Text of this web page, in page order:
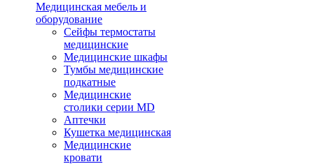
Медицинская мебель и
оборудование
Сейфы термостаты
медицинские
Медицинские шкафы
Тумбы медицинские
подкатные
Медицинские
столики серии MD
Аптечки
Кушетка медицинская
Медицинские
кровати